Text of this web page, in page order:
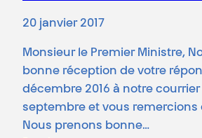
20 janvier 2017
Monsieur le Premier Ministre,
bonne réception de votre
décembre 2016 à notre
septembre et vous remercions
Nous prenons bonne…